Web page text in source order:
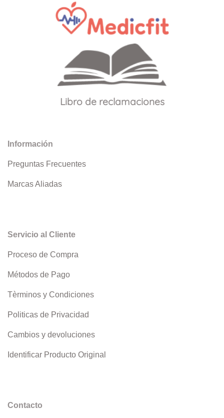
Libro de reclamaciones
Información
Preguntas Frecuentes
Marcas Aliadas
Servicio al Cliente
Proceso de Compra
Métodos de Pago
Tèrminos y Condiciones
Politicas de Privacidad
Cambios y devoluciones
Identificar Producto Original
Contacto